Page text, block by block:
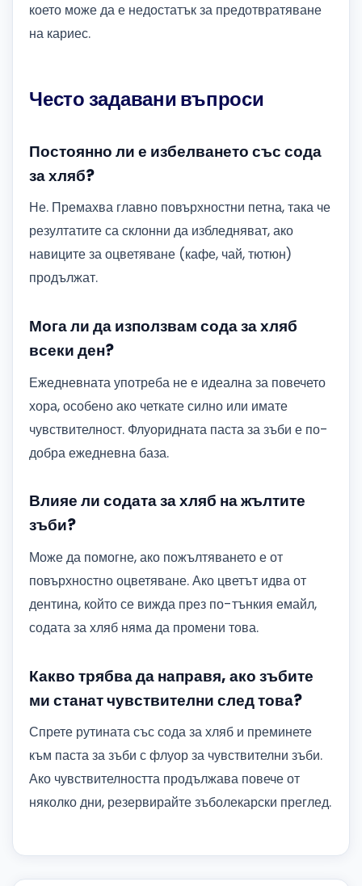
което може да е недостатък за предотвратяване
на кариес.
Често задавани въпроси
Постоянно ли е избелването със сода
за хляб?
Не. Премахва главно повърхностни петна, така че
резултатите са склонни да избледняват, ако
навиците за оцветяване (кафе, чай, тютюн)
продължат.
Мога ли да използвам сода за хляб
всеки ден?
Ежедневната употреба не е идеална за повечето
хора, особено ако четкате силно или имате
чувствителност. Флуоридната паста за зъби е по-
добра ежедневна база.
Влияе ли содата за хляб на жълтите
зъби?
Може да помогне, ако пожълтяването е от
повърхностно оцветяване. Ако цветът идва от
дентина, който се вижда през по-тънкия емайл,
содата за хляб няма да промени това.
Какво трябва да направя, ако зъбите
ми станат чувствителни след това?
Спрете рутината със сода за хляб и преминете
към паста за зъби с флуор за чувствителни зъби.
Ако чувствителността продължава повече от
няколко дни, резервирайте зъболекарски преглед.